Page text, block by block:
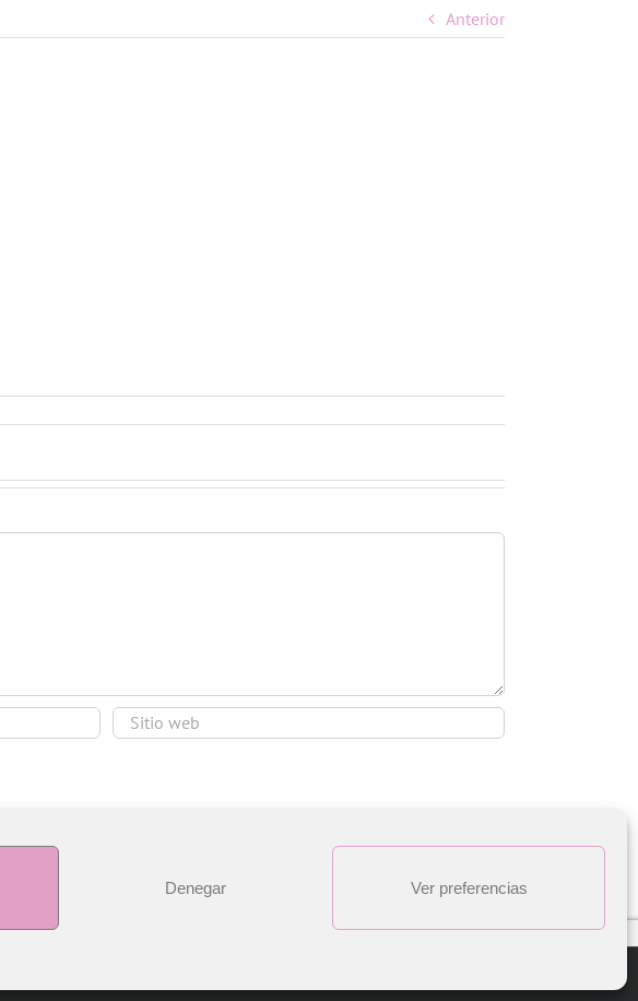
Denegar Ver preferencias
Anterior